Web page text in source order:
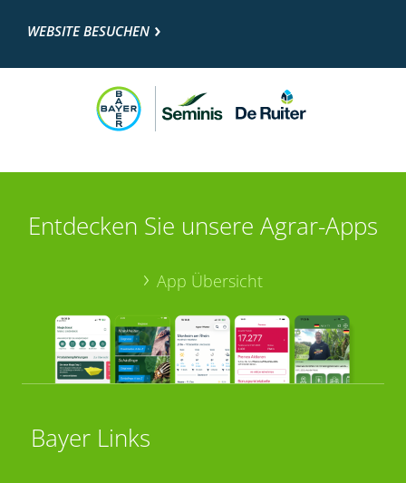
WEBSITE BESUCHEN
Entdecken Sie unsere Agrar-Apps
App Übersicht
Bayer Links